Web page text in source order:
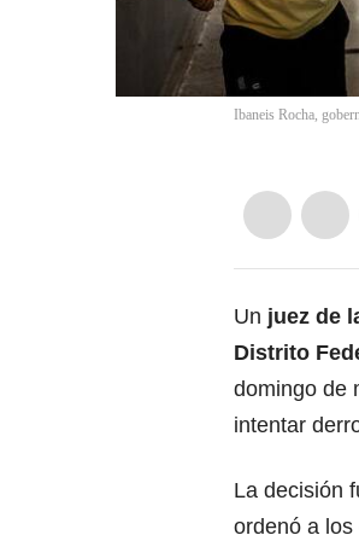
Ibaneis Rocha,
Un juez de
Distrito
domingo de
intentar
La decisión
ordenó a